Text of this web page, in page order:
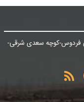
فردوس-کوچه سعدی شرقی-